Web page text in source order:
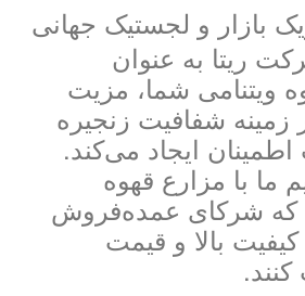
بازار و لجستیک جهانی
ریتا به عنوان
ویتنامی شما، مزیت
زمینه شفافیت زنجیره
اطمینان ایجاد می‌کند.
ما با مزارع قهوه
که شرکای عمده‌فروش
بالا و قیمت